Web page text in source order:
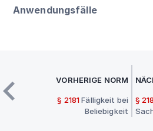
Anwendungsfälle
VORHERIGE NORM
§ 2181 Fälligkeit bei
Beliebigkeit
§